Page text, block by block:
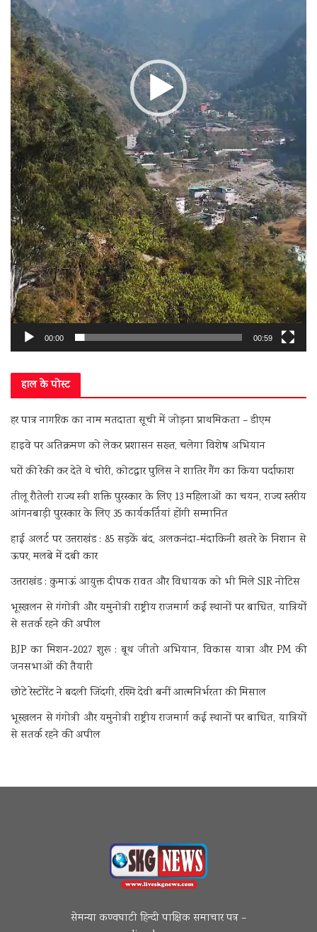
00:00 00:59
हाल के पोस्ट
हर पात्र नागरिक का नाम मतदाता सूची में जोड़ना प्राथमिकता – डीएम
हाइवे पर अतिक्रमण को लेकर प्रशासन सख्त, चलेगा विशेष अभियान
घरों की रेकी कर देते थे चोरी, कोटद्वार पुलिस ने शातिर गैंग का किया पर्दाफाश
तीलू रौतेली राज्य स्त्री शक्ति पुरस्कार के लिए 13 महिलाओं का चयन, राज्य स्तरीय
आंगनबाड़ी पुरस्कार के लिए 35 कार्यकर्तियां होंगी सम्मानित
हाई अलर्ट पर उत्तराखंड : 85 सड़कें बंद, अलकनंदा-मंदाकिनी खतरे के निशान से
ऊपर, मलबे में दबी कार
उत्तराखंड : कुमाऊं आयुक्त दीपक रावत और विधायक को भी मिले SIR नोटिस
भूस्खलन से गंगोत्री और यमुनोत्री राष्ट्रीय राजमार्ग कई स्थानों पर बाधित, यात्रियों
से सतर्क रहने की अपील
BJP का मिशन-2027 शुरू : बूथ जीतो अभियान, विकास यात्रा और PM की
जनसभाओं की तैयारी
छोटे रेस्टोरेंट ने बदली जिंदगी, रश्मि देवी बनीं आत्मनिर्भरता की मिसाल
भूस्खलन से गंगोत्री और यमुनोत्री राष्ट्रीय राजमार्ग कई स्थानों पर बाधित, यात्रियों
से सतर्क रहने की अपील
सेमन्या कण्वघाटी हिन्दी पाक्षिक समाचार पत्र –